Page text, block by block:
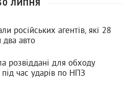
ЛИПНЯ
російських агентів, які 28
два авто
розвіддані для обходу
час ударів по НПЗ